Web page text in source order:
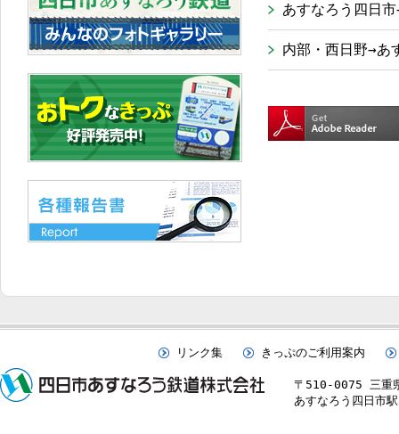
あすなろう四日
内部・西日野→あ
〒510-0075 三重
あすなろう四日
リンク集 きっぷのご利用案内